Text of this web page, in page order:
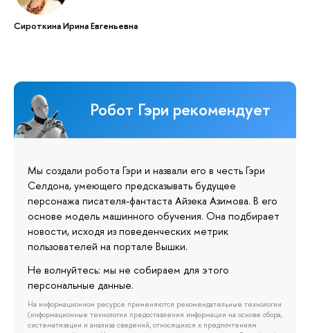
Сироткина Ирина Евгеньевна
Робот Гэри рекомендует
Мы создали робота Гэри и назвали его в честь Гэри
Селдона, умеющего предсказывать будущее
персонажа писателя-фантаста Айзека Азимова. В его
основе модель машинного обучения. Она подбирает
новости, исходя из поведенческих метрик
пользователей на портале Вышки.
Не волнуйтесь: мы не собираем для этого
персональные данные.
На информационном ресурсе применяются рекомендательные технологии
(информационные технологии предоставления информации на основе сбора,
систематизации и анализа сведений, относящихся к предпочтениям